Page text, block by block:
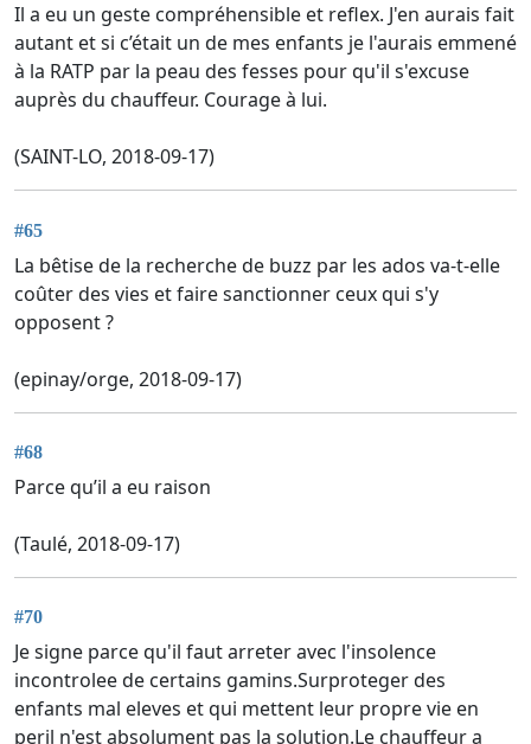
Il a eu un geste compréhensible et reflex. J'en aurais fait
autant et si c’était un de mes enfants je l'aurais emmené
à la RATP par la peau des fesses pour qu'il s'excuse
auprès du chauffeur. Courage à lui.
(SAINT-LO, 2018-09-17)
#65
La bêtise de la recherche de buzz par les ados va-t-elle
coûter des vies et faire sanctionner ceux qui s'y
opposent ?
(epinay/orge, 2018-09-17)
#68
Parce qu’il a eu raison
(Taulé, 2018-09-17)
#70
Je signe parce qu'il faut arreter avec l'insolence
incontrolee de certains gamins.Surproteger des
enfants mal eleves et qui mettent leur propre vie en
peril n'est absolument pas la solution.Le chauffeur a